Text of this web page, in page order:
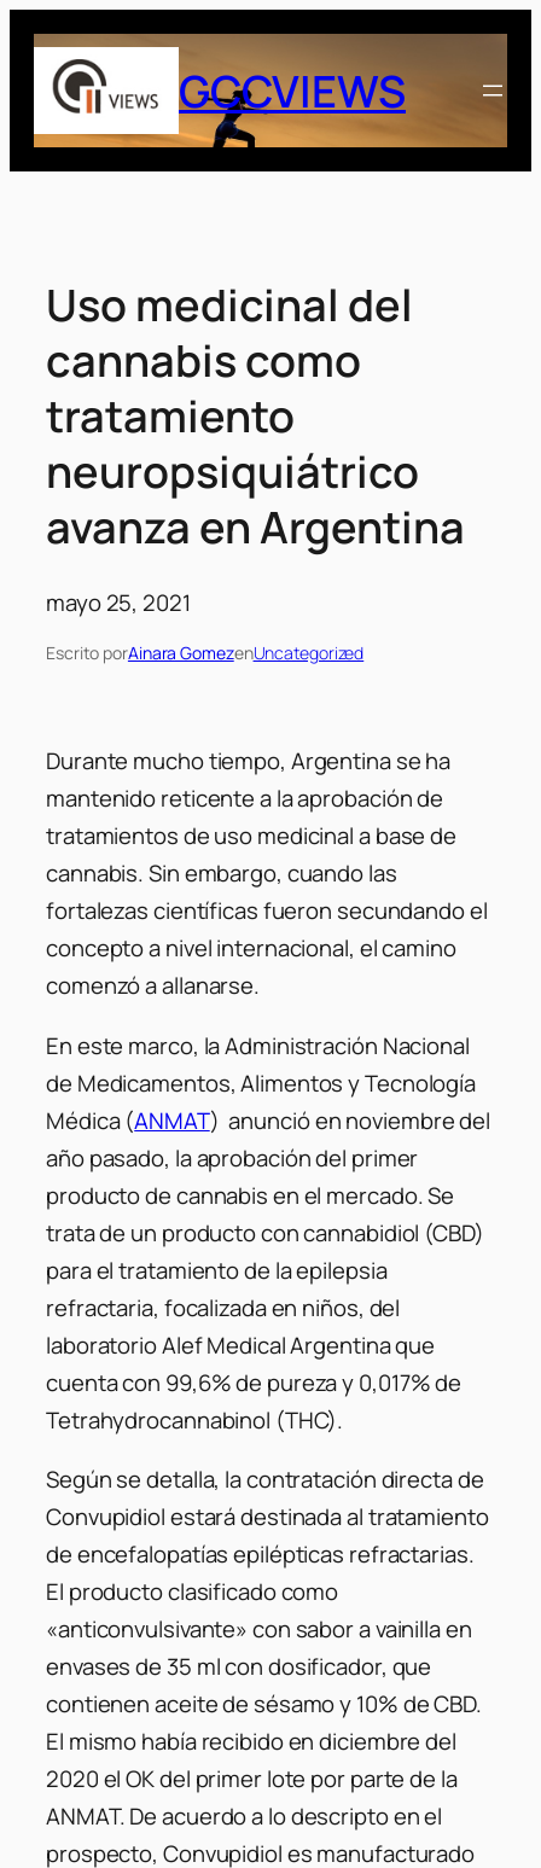
Saltar
contenido
GCCVIEWS
Uso medicinal del
cannabis como
tratamiento
neuropsiquiátrico
avanza en Argentina
mayo 25, 2021
Escrito porAinara GomezenUncategorized
Durante mucho tiempo, Argentina se ha
mantenido reticente a la aprobación de
tratamientos de uso medicinal a base de
cannabis. Sin embargo, cuando las
fortalezas científicas fueron secundando el
concepto a nivel internacional, el camino
comenzó a allanarse.
En este marco, la Administración Nacional
de Medicamentos, Alimentos y Tecnología
Médica (ANMAT) anunció en noviembre del
año pasado, la aprobación del primer
producto de cannabis en el mercado. Se
trata de un producto con cannabidiol (CBD)
para el tratamiento de la epilepsia
refractaria, focalizada en niños, del
laboratorio Alef Medical Argentina que
cuenta con 99,6% de pureza y 0,017% de
Tetrahydrocannabinol (THC).
Según se detalla, la contratación directa de
Convupidiol estará destinada al tratamiento
de encefalopatías epilépticas refractarias.
El producto clasificado como
«anticonvulsivante» con sabor a vainilla en
envases de 35 ml con dosificador, que
contienen aceite de sésamo y 10% de CBD.
El mismo había recibido en diciembre del
2020 el OK del primer lote por parte de la
ANMAT. De acuerdo a lo descripto en el
prospecto, Convupidiol es manufacturado